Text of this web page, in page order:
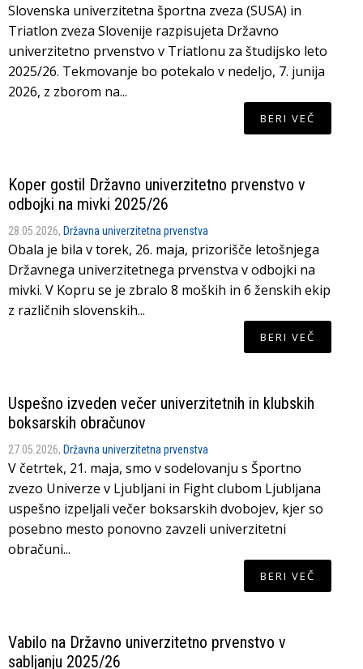
Slovenska univerzitetna športna zveza (SUSA) in
Triatlon zveza Slovenije razpisujeta Državno
univerzitetno prvenstvo v Triatlonu za študijsko leto
2025/26. Tekmovanje bo potekalo v nedeljo, 7. junija
2026, z zborom na...
BERI VEČ
Koper gostil Državno univerzitetno prvenstvo v
odbojki na mivki 2025/26
28.05.2026, Državna univerzitetna prvenstva
Obala je bila v torek, 26. maja, prizorišče letošnjega
Državnega univerzitetnega prvenstva v odbojki na
mivki. V Kopru se je zbralo 8 moških in 6 ženskih ekip
z različnih slovenskih...
BERI VEČ
Uspešno izveden večer univerzitetnih in klubskih
boksarskih obračunov
27.05.2026, Državna univerzitetna prvenstva
V četrtek, 21. maja, smo v sodelovanju s Športno
zvezo Univerze v Ljubljani in Fight clubom Ljubljana
uspešno izpeljali večer boksarskih dvobojev, kjer so
posebno mesto ponovno zavzeli univerzitetni
obračuni...
BERI VEČ
Vabilo na Državno univerzitetno prvenstvo v
sabljanju 2025/26